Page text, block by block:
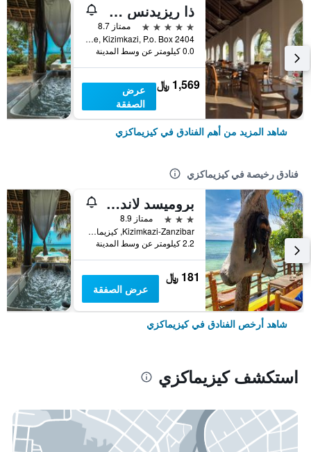
ذا ريزيدنس زنجبار
5 نجوم
ممتاز 8.7
Mchamgamle, Kizimkazi, P.o. Box 2404, كيزيماكزي, تنزانيا
0.0 كيلومتر عن وسط المدينة
1,569 ﷼
عرض
الصفقة
شاهد المزيد من أهم الفنادق في كيزيماكزي
فنادق رخيصة في كيزيماكزي
بروميسد لاند لودج
3 نجوم
ممتاز 8.9
Kizimkazi-Zanzibar, كيزيماكزي, تنزانيا
2.2 كيلومتر عن وسط المدينة
181 ﷼
عرض الصفقة
شاهد أرخص الفنادق في كيزيماكزي
استكشف كيزيماكزي